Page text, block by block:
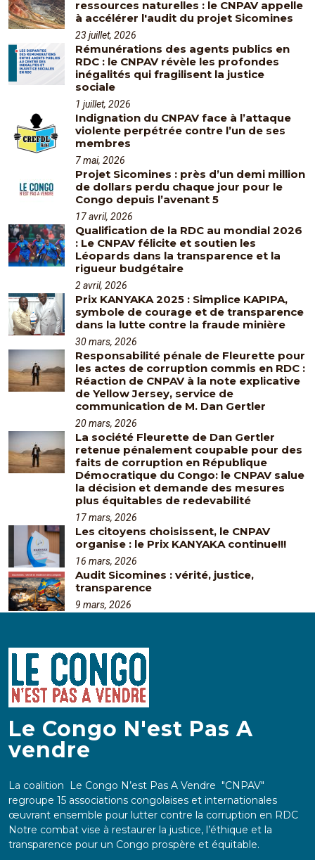
ressources naturelles : le CNPAV appelle
à accélérer l'audit du projet Sicomines
23 juillet, 2026
Rémunérations des agents publics en
RDC : le CNPAV révèle les profondes
inégalités qui fragilisent la justice
sociale
1 juillet, 2026
Indignation du CNPAV face à l’attaque
violente perpétrée contre l’un de ses
membres
7 mai, 2026
Projet Sicomines : près d’un demi million
de dollars perdu chaque jour pour le
Congo depuis l’avenant 5
17 avril, 2026
Qualification de la RDC au mondial 2026
: Le CNPAV félicite et soutien les
Léopards dans la transparence et la
rigueur budgétaire
2 avril, 2026
Prix KANYAKA 2025 : Simplice KAPIPA,
symbole de courage et de transparence
dans la lutte contre la fraude minière
30 mars, 2026
Responsabilité pénale de Fleurette pour
les actes de corruption commis en RDC :
Réaction de CNPAV à la note explicative
de Yellow Jersey, service de
communication de M. Dan Gertler
20 mars, 2026
La société Fleurette de Dan Gertler
retenue pénalement coupable pour des
faits de corruption en République
Démocratique du Congo: le CNPAV salue
la décision et demande des mesures
plus équitables de redevabilité
17 mars, 2026
Les citoyens choisissent, le CNPAV
organise : le Prix KANYAKA continue!!!
16 mars, 2026
Audit Sicomines : vérité, justice,
transparence
9 mars, 2026
Le Congo N'est Pas A
vendre
La coalition Le Congo N’est Pas A Vendre "CNPAV"
regroupe 15 associations congolaises et internationales
œuvrant ensemble pour lutter contre la corruption en RDC
Notre combat vise à restaurer la justice, l’éthique et la
transparence pour un Congo prospère et équitable.